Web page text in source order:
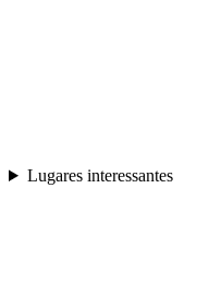
Lugares interessantes